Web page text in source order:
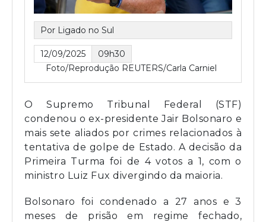
Por Ligado no Sul
12/09/2025
09h30
Foto/Reprodução REUTERS/Carla Carniel
O Supremo Tribunal Federal (STF)
condenou o ex-presidente Jair Bolsonaro e
mais sete aliados por crimes relacionados à
tentativa de golpe de Estado. A decisão da
Primeira Turma foi de 4 votos a 1, com o
ministro Luiz Fux divergindo da maioria.
Bolsonaro foi condenado a 27 anos e 3
meses de prisão em regime fechado,